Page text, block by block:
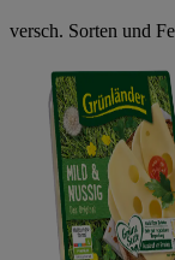
versch. Sorten und